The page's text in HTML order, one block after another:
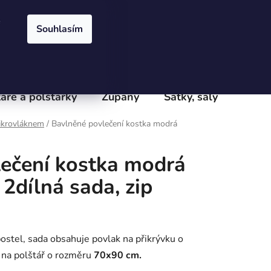
Souhlasím
KOŠÍK
a polštářky Župany Šátky, šály
/ Bavlněné povlečení kostka modrá
kostka modrá
sada, zip
sada obsahuje povlak na přikrývku o
polštářo rozměru 70x90 cm.